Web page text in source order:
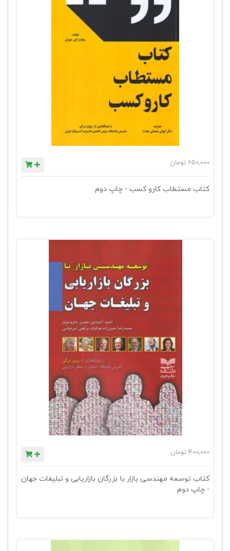
250,000 تومان
کتاب مستطاب کارو کسب - چاپ دوم
400,000 تومان
کتاب توسعه مهندسی بازار با بزرگان بازاریابی و تبلیغات جهان
- چاپ دوم